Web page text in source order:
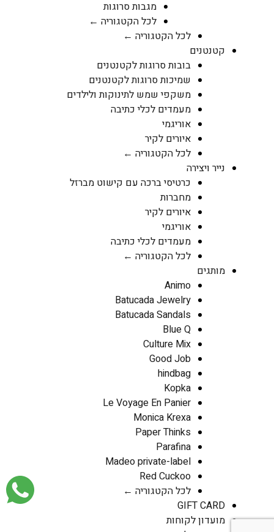
מגבות סרוגות
לכל הקטגוריה ←
לכל הקטגוריה ←
קטנטנים
בובות סרוגות לקטנטנים
שמיכות סרוגות לקטנטנים
משקפי שמש לתינוקות ולילדים
מעמדים לכלי כתיבה
אוריגמי
איורים לקיר
לכל הקטגוריה ←
נייר ויצירה
כרטיסי ברכה עם קישוט מברזל
מחברות
איורים לקיר
אוריגמי
מעמדים לכלי כתיבה
לכל הקטגוריה ←
מותגים
Animo
Batucada Jewelry
Batucada Sandals
Blue Q
Culture Mix
Good Job
hindbag
Kopka
Le Voyage En Panier
Monica Krexa
Paper Thinks
Parafina
Madeo private-label
Red Cuckoo
לכל הקטגוריה ←
GIFT CARD
מועדון לקוחות